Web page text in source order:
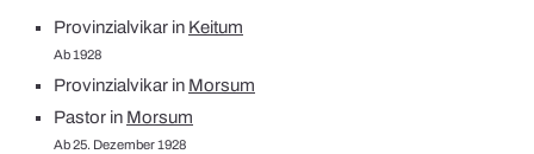
Provinzialvikar in Keitum
Ab 1928
Provinzialvikar in Morsum
Pastor in Morsum
Ab 25. Dezember 1928